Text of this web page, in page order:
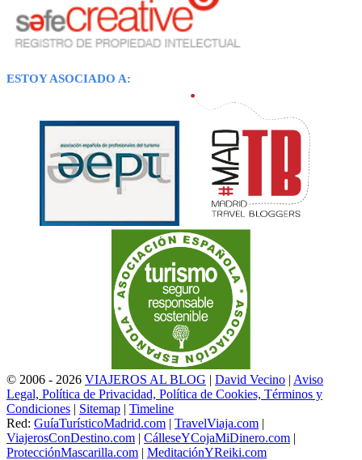
ESTOY ASOCIADO A:
© 2006 - 2026 VIAJEROS AL BLOG | David Vecino | Aviso
Legal, Política de Privacidad, Política de Cookies, Términos y
Condiciones | Sitemap | Timeline
Red: GuíaTurísticoMadrid.com | TravelViaja.com |
ViajerosConDestino.com | CálleseYCojaMiDinero.com |
ProtecciónMascarilla.com | MeditaciónYReiki.com